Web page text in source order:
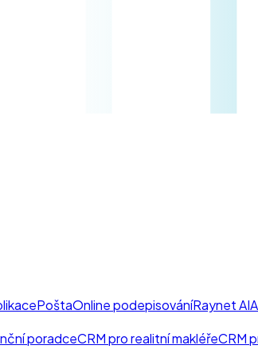
PoštaOnline podepisováníRaynet AI
poradceCRM pro realitní makléřeCRM